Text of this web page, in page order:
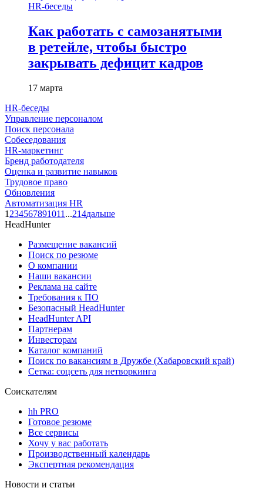
HR-беседы
Как работать с самозанятыми
в ретейле, чтобы быстро
закрывать дефицит кадров
17 марта
HR-беседы
Управление персоналом
Поиск персонала
Собеседования
HR-маркетинг
Бренд работодателя
Оценка и развитие навыков
Трудовое право
Обновления
Автоматизация HR
1 234567891011 ...214дальше
HeadHunter
Размещение вакансий
Поиск по резюме
О компании
Наши вакансии
Реклама на сайте
Требования к ПО
Безопасный HeadHunter
HeadHunter API
Партнерам
Инвесторам
Каталог компаний
Поиск по вакансиям в Дружбе (Хабаровский край)
Сетка: соцсеть для нетворкинга
Соискателям
hh PRO
Готовое резюме
Все сервисы
Хочу у вас работать
Производственный календарь
Экспертная рекомендация
Новости и статьи